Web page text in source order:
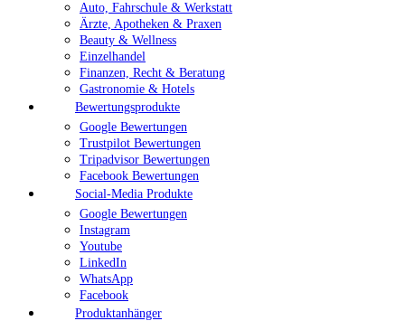
Auto, Fahrschule & Werkstatt
Ärzte, Apotheken & Praxen
Beauty & Wellness
Einzelhandel
Finanzen, Recht & Beratung
Gastronomie & Hotels
Bewertungsprodukte
Google Bewertungen
Trustpilot Bewertungen
Tripadvisor Bewertungen
Facebook Bewertungen
Social-Media Produkte
Google Bewertungen
Instagram
Youtube
LinkedIn
WhatsApp
Facebook
Produktanhänger